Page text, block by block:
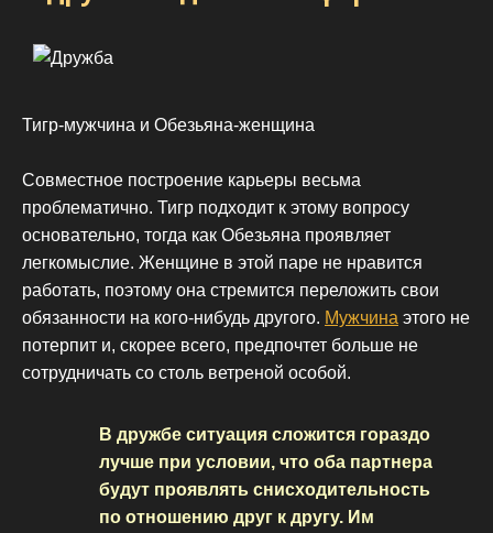
Тигр-мужчина и Обезьяна-женщина
Совместное построение карьеры весьма
проблематично. Тигр подходит к этому вопросу
основательно, тогда как Обезьяна проявляет
легкомыслие. Женщине в этой паре не нравится
работать, поэтому она стремится переложить свои
обязанности на кого-нибудь другого. Мужчина этого не
потерпит и, скорее всего, предпочтет больше не
сотрудничать со столь ветреной особой.
В дружбе ситуация сложится гораздо
лучше при условии, что оба партнера
будут проявлять снисходительность
по отношению друг к другу. Им